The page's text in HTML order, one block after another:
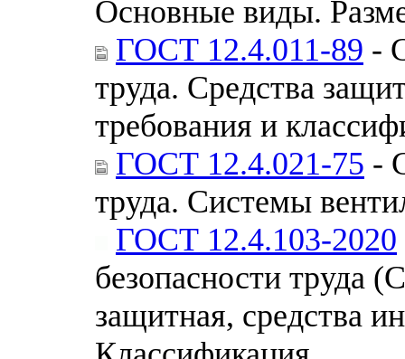
Основные виды.
ГОСТ 12.4.011-89 -
труда. Средства
требования и
ГОСТ 12.4.021-75 -
труда. Системы
ГОСТ 12.4.103-2020
безопасности труда
защитная, средства